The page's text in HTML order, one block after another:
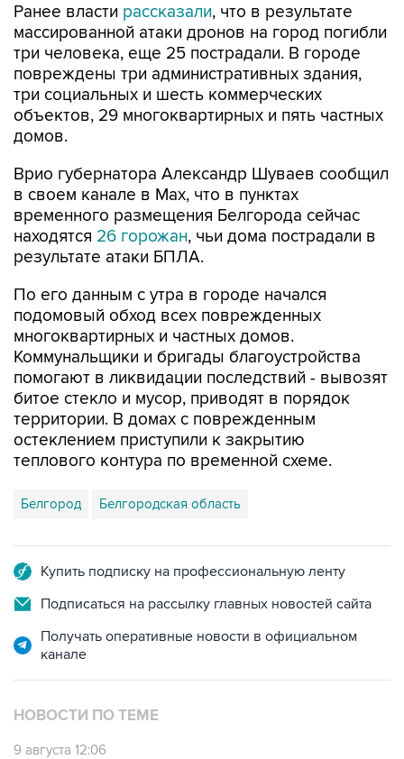
Ранее власти рассказали, что в результате
массированной атаки дронов на город погибли
три человека, еще 25 пострадали. В городе
повреждены три административных здания,
три социальных и шесть коммерческих
объектов, 29 многоквартирных и пять частных
домов.
Врио губернатора Александр Шуваев сообщил
в своем канале в Мах, что в пунктах
временного размещения Белгорода сейчас
находятся 26 горожан, чьи дома пострадали в
результате атаки БПЛА.
По его данным с утра в городе начался
подомовый обход всех поврежденных
многоквартирных и частных домов.
Коммунальщики и бригады благоустройства
помогают в ликвидации последствий - вывозят
битое стекло и мусор, приводят в порядок
территории. В домах с поврежденным
остеклением приступили к закрытию
теплового контура по временной схеме.
Белгород Белгородская область
Купить подписку на профессиональную ленту
Подписаться на рассылку главных новостей сайта
Получать оперативные новости в официальном
канале
НОВОСТИ ПО ТЕМЕ
9 августа 12:06